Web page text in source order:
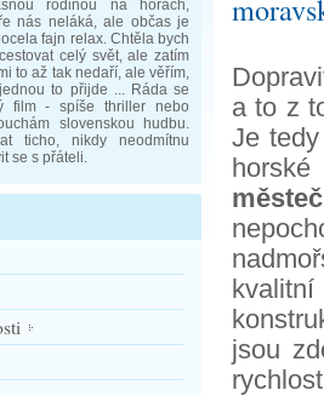
rodinou na horách,
nás neláká, ale občas je
fajn relax. Chtěla bych
celý svět, ale zatím
to až tak nedaří, ale věřím,
to přijde ... Ráda se
film - spíše thriller nebo
slovenskou hudbu.
ticho, nikdy neodmítnu
se s přáteli.
a to z
Je
kvalitní
jsou